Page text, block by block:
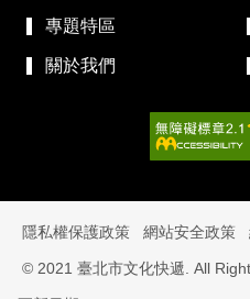
專題特區
關於我們
隱私權保護政策 網站安全政策
© 2021 臺北市文化快遞. All